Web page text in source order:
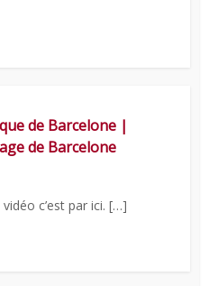
de Barcelone |
de Barcelone
c’est par ici. […]